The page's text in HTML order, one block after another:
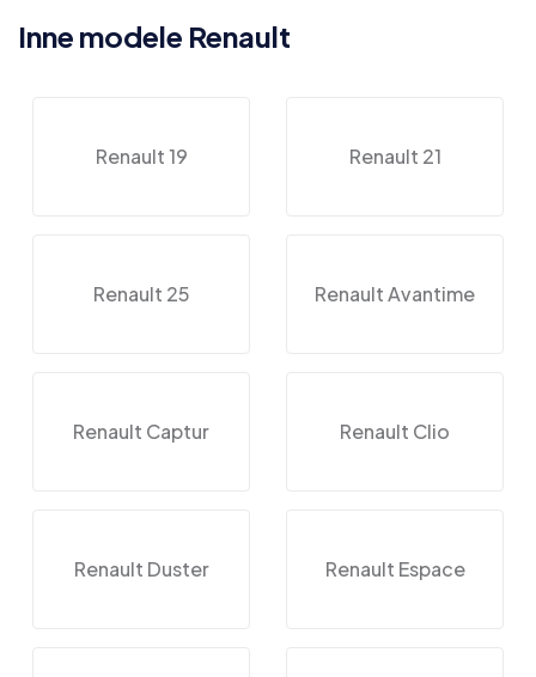
Inne modele Renault
Renault 19 Renault 21
Renault 25 Renault Avantime
Renault Captur Renault Clio
Renault Duster Renault Espace